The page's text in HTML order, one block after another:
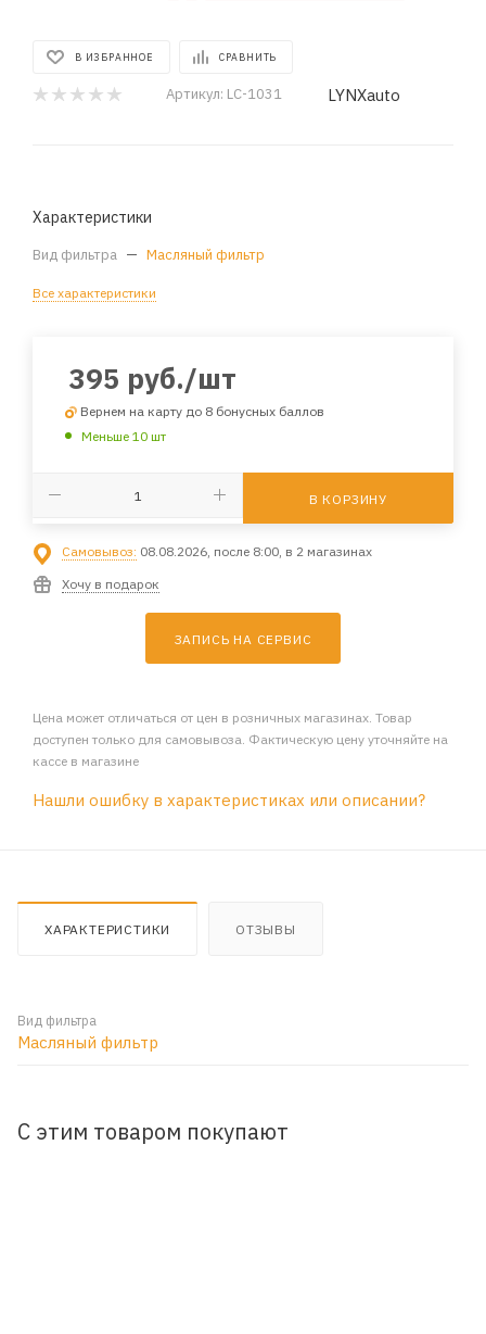
В ИЗБРАННОЕ СРАВНИТЬ
Артикул: LC-1031 LYNXauto
Характеристики
Вид фильтра — Масляный фильтр
Все характеристики
395 руб./шт
Вернем на карту до 8 бонусных баллов
Меньше 10 шт
В КОРЗИНУ
Самовывоз: 08.08.2026, после 8:00, в 2 магазинах
Хочу в подарок
ЗАПИСЬ НА СЕРВИС
Цена может отличаться от цен в розничных магазинах. Товар
доступен только для самовывоза. Фактическую цену уточняйте на
кассе в магазине
Нашли ошибку в характеристиках или описании?
ХАРАКТЕРИСТИКИ ОТЗЫВЫ
Вид фильтра
Масляный фильтр
С этим товаром покупают